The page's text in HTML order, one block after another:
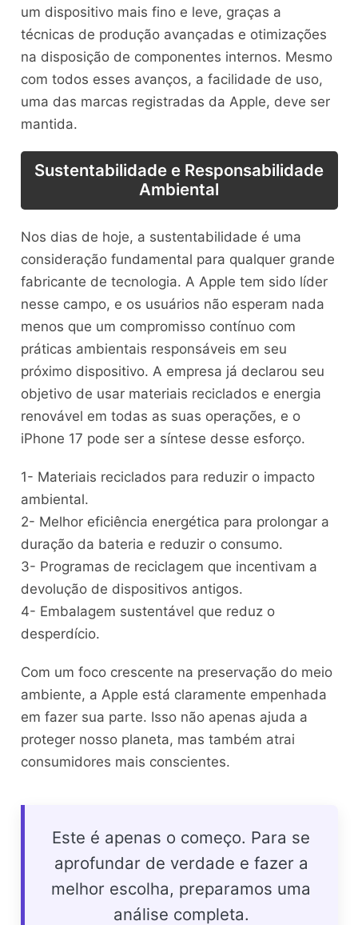
um dispositivo mais fino e leve, graças a
técnicas de produção avançadas e otimizações
na disposição de componentes internos. Mesmo
com todos esses avanços, a facilidade de uso,
uma das marcas registradas da Apple, deve ser
mantida.
Sustentabilidade e Responsabilidade
Ambiental
Nos dias de hoje, a sustentabilidade é uma
consideração fundamental para qualquer grande
fabricante de tecnologia. A Apple tem sido líder
nesse campo, e os usuários não esperam nada
menos que um compromisso contínuo com
práticas ambientais responsáveis em seu
próximo dispositivo. A empresa já declarou seu
objetivo de usar materiais reciclados e energia
renovável em todas as suas operações, e o
iPhone 17 pode ser a síntese desse esforço.
1- Materiais reciclados para reduzir o impacto
ambiental.
2- Melhor eficiência energética para prolongar a
duração da bateria e reduzir o consumo.
3- Programas de reciclagem que incentivam a
devolução de dispositivos antigos.
4- Embalagem sustentável que reduz o
desperdício.
Com um foco crescente na preservação do meio
ambiente, a Apple está claramente empenhada
em fazer sua parte. Isso não apenas ajuda a
proteger nosso planeta, mas também atrai
consumidores mais conscientes.
Este é apenas o começo. Para se
aprofundar de verdade e fazer a
melhor escolha, preparamos uma
análise completa.